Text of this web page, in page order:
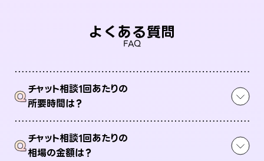
よくある質問
FAQ
Qチャット相談1回あたりの
所要時間は？
Qチャット相談1回あたりの
相場の金額は？